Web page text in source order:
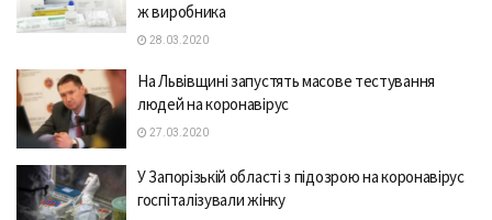
ж виробника
28.03.2020
На Львівщині запустять масове тестування
людей на коронавірус
27.03.2020
У Запорізькій області з підозрою на коронавірус
госпіталізували жінку